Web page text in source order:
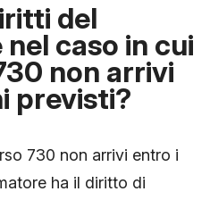
del
caso in cui
non arrivi
previsti?
730 non arrivi entro i
ha il diritto di